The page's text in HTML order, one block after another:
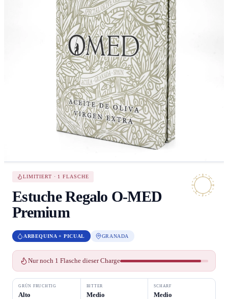
LIMITIERT · 1 FLASCHE
Estuche Regalo O-MED
Premium
ARBEQUINA + PICUAL GRANADA
Nur noch 1 Flasche dieser Charge
GRÜN FRUCHTIG
Alto
BITTER
Medio
SCHARF
Medio